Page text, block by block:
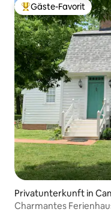
Beliebter Gäste-
Gäste-Favorit
Privatunterkunft in
Charmantes